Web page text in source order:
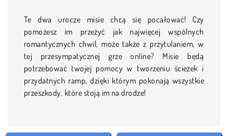
Te dwa urocze misie chcą się pocałować! Czy
pomożesz im przeżyć jak najwięcej wspólnych
romantycznych chwil, może także z przytulaniem, w
tej przesympatycznej grze online? Misie będą
potrzebować twojej pomocy w tworzeniu ścieżek i
przydatnych ramp, dzięki którym pokonają wszystkie
przeszkody, które stoją im na drodze!